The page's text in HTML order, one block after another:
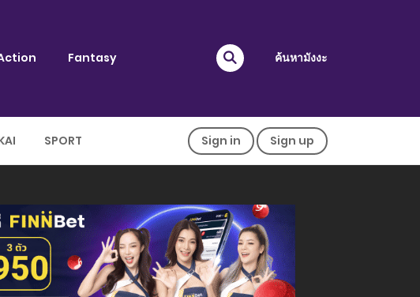
Fantasy ค้นหามังงะ
SPORT Sign in Sign up